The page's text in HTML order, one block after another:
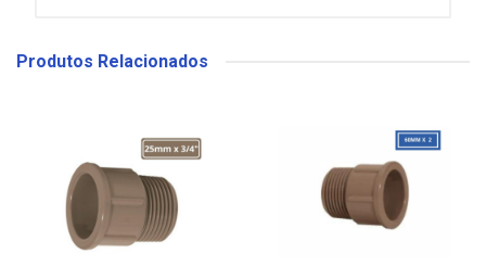
Produtos Relacionados